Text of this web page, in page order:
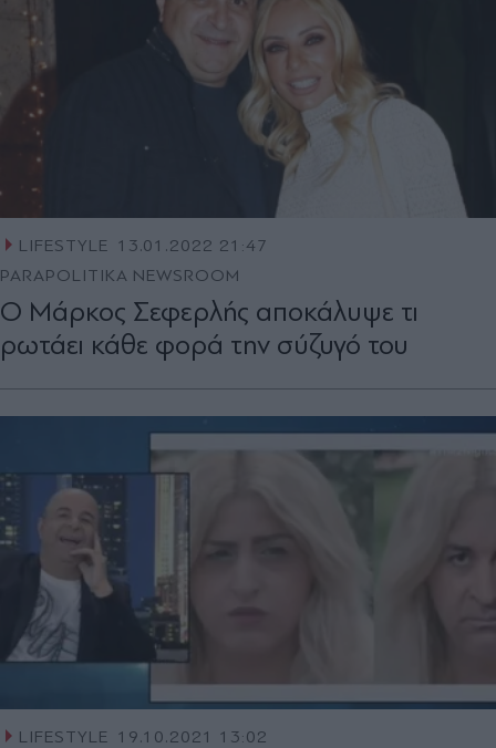
LIFESTYLE 13.01.2022 21:47
PARAPOLITIKA NEWSROOM
Ο Μάρκος Σεφερλής αποκάλυψε τι
ρωτάει κάθε φορά την σύζυγό του
LIFESTYLE 19.10.2021 13:02